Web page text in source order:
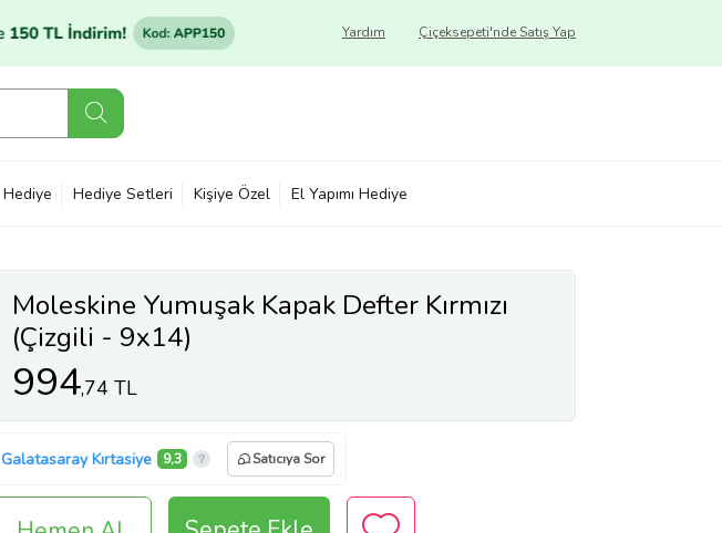
Çiçeksepeti'nde Satış Yap
Yardım
Hediye Hediye Setleri Kişiye Özel El Yapımı Hediye
Moleskine Yumuşak Kapak Defter Kırmızı
(Çizgili - 9x14)
994,74 TL
Galatasaray Kırtasiye 9,3 Satıcıya Sor